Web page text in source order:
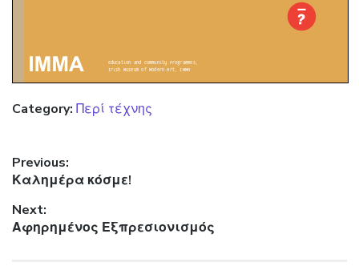
Category: Περί τέχνης
Πλοήγηση άρθρων
Previous:
Previous post:
Καλημέρα κόσμε!
Next:
Next post:
Αφηρημένος Εξπρεσιονισμός